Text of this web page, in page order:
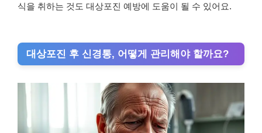
식을 취하는 것도 대상포진 예방에 도움이 될 수 있어요.
대상포진 후 신경통, 어떻게 관리해야 할까요?